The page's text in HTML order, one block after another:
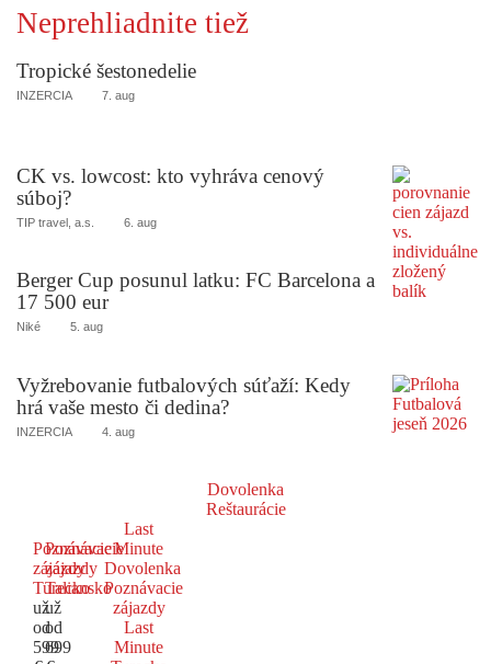
Neprehliadnite tiež
Tropické šestonedelie
INZERCIA 7. aug
CK vs. lowcost: kto vyhráva cenový
súboj?
TIP travel, a.s. 6. aug
Berger Cup posunul latku: FC Barcelona a
17 500 eur
Niké 5. aug
Vyžrebovanie futbalových súťaží: Kedy
hrá vaše mesto či dedina?
INZERCIA 4. aug
Dovolenka
Reštaurácie
Poznávacie
zájazdy
Turecko
už
od
599
Poznávacie
zájazdy
Taliansko
už
od
699
Last
Minute
Dovolenka
Poznávacie
zájazdy
Last
Minute